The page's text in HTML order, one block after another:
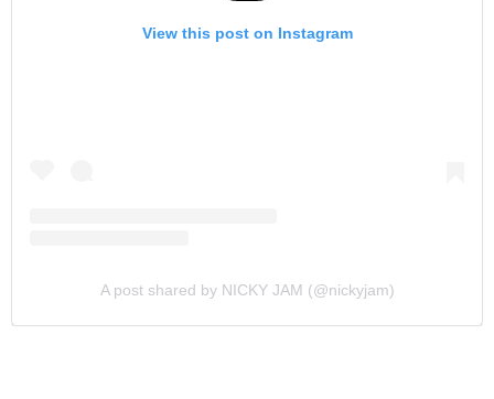
View this post on Instagram
A post shared by NICKY JAM (@nickyjam)